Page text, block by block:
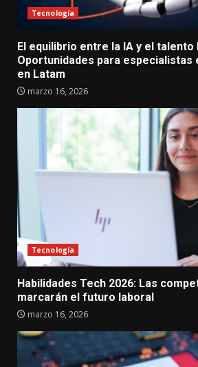
Tecnología
El equilibrio entre la IA y el talento
Oportunidades para especialistas
en Latam
marzo 16, 2026
Tecnología
Habilidades Tech 2026: Las
marcarán el futuro laboral
marzo 16, 2026